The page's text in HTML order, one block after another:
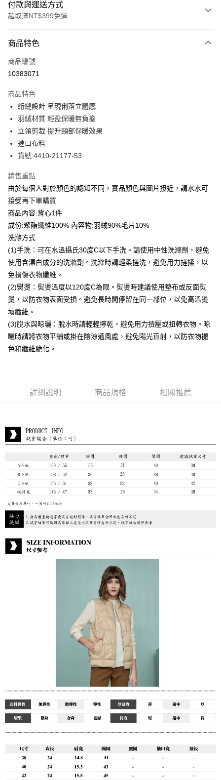
付款與運送方式
超取滿NT$399免運
信用卡一次付款
信用卡分期付款
合作金庫商業銀行
華南商業銀行
上海商業儲蓄銀行
國泰世華商業銀行
臺灣中小企業銀行
匯豐（台灣）商業銀行
聯邦商業銀行
元大商業銀行
台新國際商業銀行
中國信託商業銀行
台灣樂天信用卡公司
LINE Pay
Apple Pay
街口支付
悠遊付
全盈+PAY
ATM付款
貨到付款
運送方式
付款後全家取貨
每筆NT$80，滿NT$399(含以上)免運費
付款後7-11取貨
每筆NT$80，滿NT$888(含以上)免運費
宅配到府
每筆NT$80，滿NT$888(含以上)免運費
貨到付款
商品特色
商品編號
10383071
商品特色
絎縫設計 呈現俐落立體感
羽絨材質 輕盈保暖無負擔
立領剪裁 提升頸部保暖效果
進口布料
貨號:4410-21177-53
銷售重點
由於每個人對於顏色的認知不同，實品顏色與圖片接近，請水水可
接受再下單購買
商品內容:背心1件
成份:聚酯纖維100% 內容物:羽絨90%毛片10%
洗滌方式
(1)手洗：可在水溫攝氏30度C以下手洗。請使用中性洗滌劑，避免
使用含漂白成分的洗滌劑。洗滌時請輕柔搓洗，避免用力搓揉，以
免損傷衣物纖維。
(2)熨燙：熨燙溫度以120度C為限。熨燙時建議使用墊布或反面熨
燙，以防衣物表面受損。避免長時間停留在同一部位，以免高溫燙
壞纖維。
(3)脫水與晾曬：脫水時請輕輕擰乾，避免用力擠壓或扭轉衣物。晾
曬時請將衣物平鋪或掛在陰涼通風處，避免陽光直射，以防衣物褪
色和纖維脆化。
詳細說明 商品規格 相關推薦